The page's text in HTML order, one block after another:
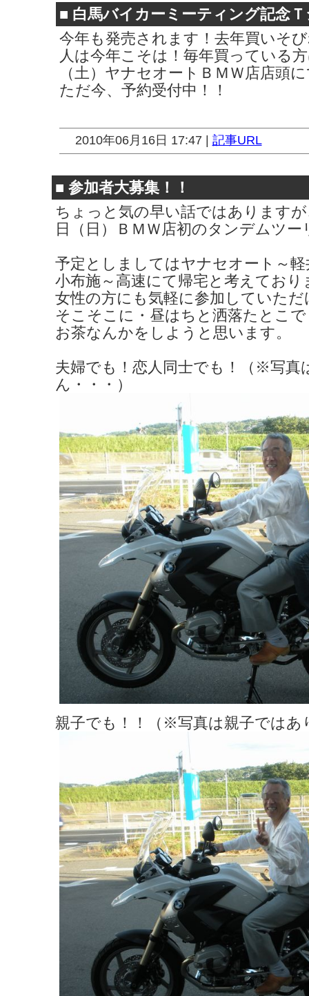
■ 白馬バイカーミーティング記念
今年も発売されます！去年買いそ
人は今年こそは！毎年買っている
（土）ヤナセオートＢＭＷ店店頭
ただ今、予約受付中！！
2010年06月16日 17:47 | 記事URL
■ 参加者大募集！！
ちょっと気の早い話ではあります
日（日）ＢＭＷ店初のタンデムツ
予定としましてはヤナセオート～
小布施～高速にて帰宅と考えており
女性の方にも気軽に参加していた
そこそこに・昼はちと洒落たとこ
お茶なんかをしようと思います。
夫婦でも！恋人同士でも！（※写真
ん・・・）
親子でも！！（※写真は親子ではあ